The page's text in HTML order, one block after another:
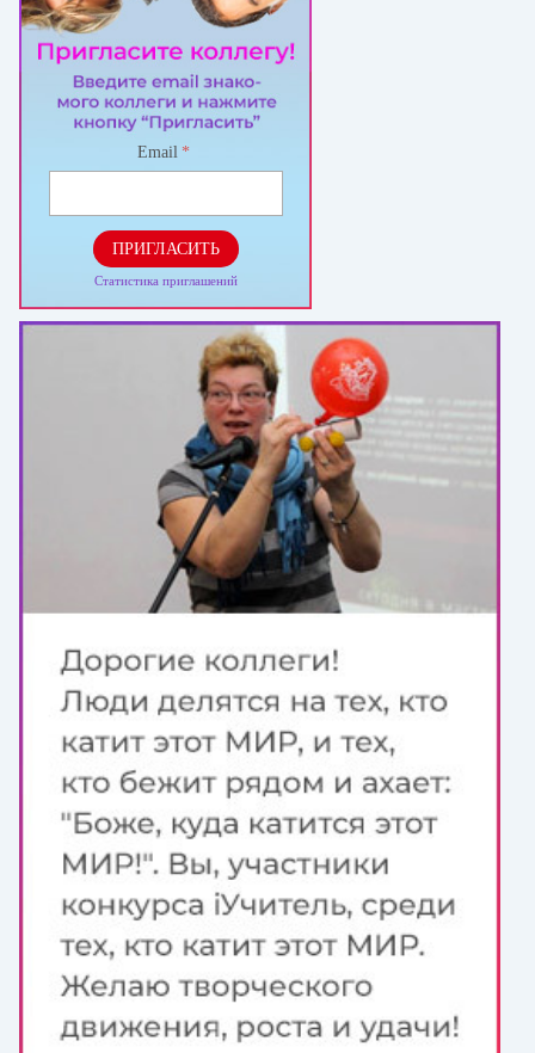
Email *
ПРИГЛАСИТЬ
Статистика приглашений